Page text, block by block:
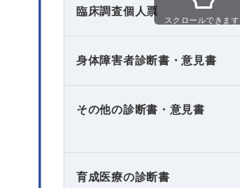
臨床調査個人票
身体障害者診断書・意見書
その他の診断書・意見書
育成医療の診断書
スクロールできます